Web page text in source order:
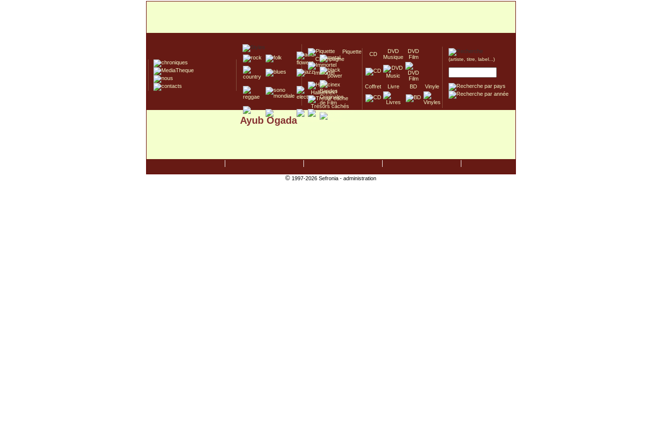
Piquette
Champagne
Immortel
Hallucinex!
Trésors cachés
Culte/Collector
CD
DVD
Musique
DVD
Film
Coffret Livre BD Vinyle
(artiste, titre, label...)
Ayub Ogada
©1997-2026 Sefronia - administration